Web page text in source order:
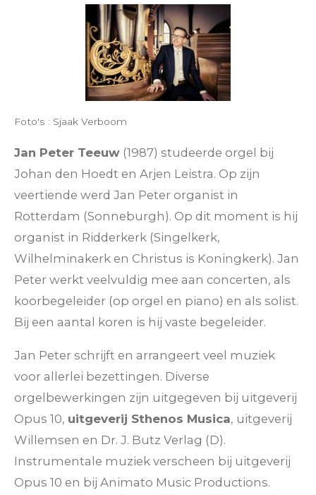
Foto's : Sjaak Verboom
Jan Peter Teeuw (1987) studeerde orgel bij
Johan den Hoedt en Arjen Leistra. Op zijn
veertiende werd Jan Peter organist in
Rotterdam (Sonneburgh). Op dit moment is hij
organist in Ridderkerk (Singelkerk,
Wilhelminakerk en Christus is Koningkerk). Jan
Peter werkt veelvuldig mee aan concerten, als
koorbegeleider (op orgel en piano) en als solist.
Bij een aantal koren is hij vaste begeleider.
Jan Peter schrijft en arrangeert veel muziek
voor allerlei bezettingen. Diverse
orgelbewerkingen zijn uitgegeven bij uitgeverij
Opus 10, uitgeverij Sthenos Musica, uitgeverij
Willemsen en Dr. J. Butz Verlag (D).
Instrumentale muziek verscheen bij uitgeverij
Opus 10 en bij Animato Music Productions.